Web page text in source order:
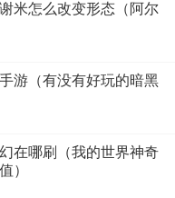
米怎么改变形态（阿尔
游（有没有好玩的暗黑
在哪刷（我的世界神奇
）